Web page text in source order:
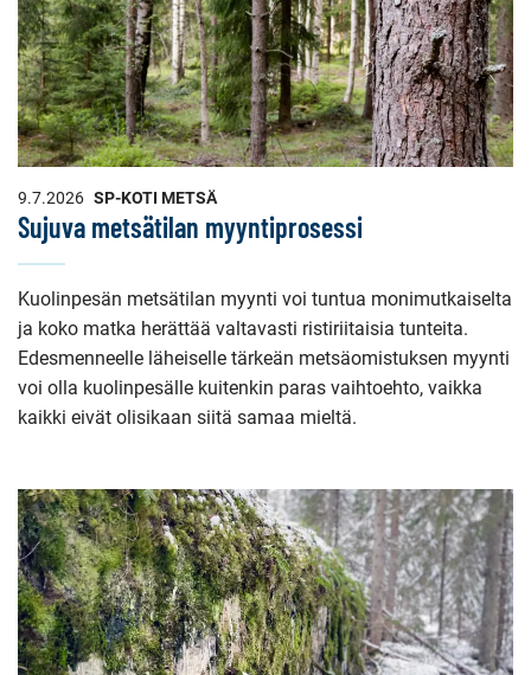
9.7.2026 SP-KOTI METSÄ
Sujuva metsätilan myyntiprosessi
Kuolinpesän metsätilan myynti voi tuntua monimutkaiselta
ja koko matka herättää valtavasti ristiriitaisia tunteita.
Edesmenneelle läheiselle tärkeän metsäomistuksen myynti
voi olla kuolinpesälle kuitenkin paras vaihtoehto, vaikka
kaikki eivät olisikaan siitä samaa mieltä.